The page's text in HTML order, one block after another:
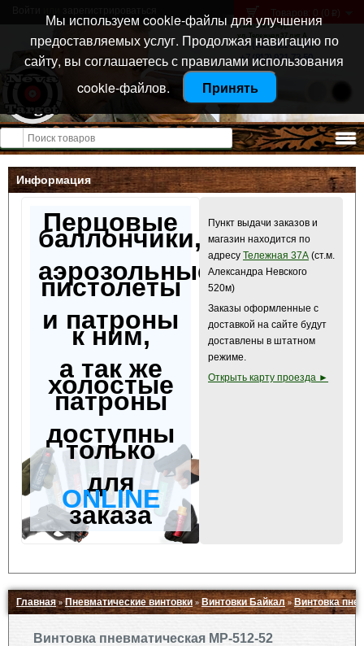
Санкт-Петербург
ул. Тележная 37 лит А
+7 (911) 021-04-08
+7 (812) 921-73-50
Товаров: 0 (0 p )
Открыть меню
Информация
Перцовые
баллончики,
аэрозольные
пистолеты
и патроны
к ним,
а так же
холостые
патроны
доступны
только
для
ONLINE
заказа
Пункт выдачи заказов и
магазин находится по
адресу Тележная 37А (ст.м.
Александра Невского
520м)
Заказы оформленные с
доставкой на сайте будут
доставлены в штатном
режиме.
Открыть карту проезда ►
Главная»Пневматические винтовки » Винтовки Байкал»Винтовка
Винтовка пневматическая МР-512-52
Мы используем cookie-файлы для улучшения
предоставляемых услуг. Продолжая навигацию по
сайту, вы соглашаетесь с правилами использования
cookie-файлов.
Принять